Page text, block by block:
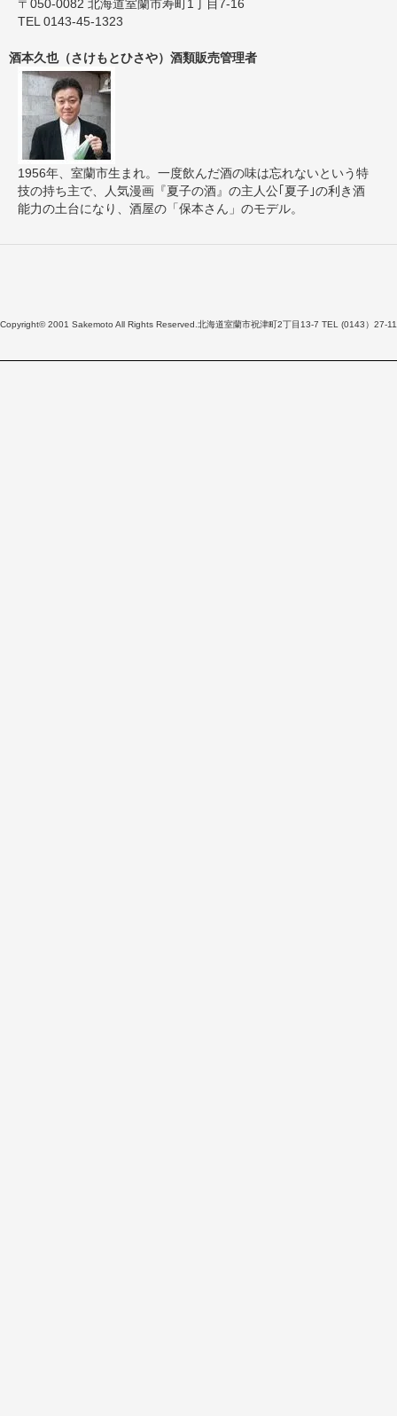
〒050-0082 北海道室蘭市寿町1丁目7-16
TEL 0143-45-1323
酒本久也（さけもとひさや）酒類販売管理者
1956年、室蘭市生まれ。一度飲んだ酒の味は忘れないという特
技の持ち主で、人気漫画『夏子の酒』の主人公｢夏子｣の利き酒
能力の土台になり、酒屋の「保本さん」のモデル。
Copyright© 2001 Sakemoto All Rights Reserved.北海道室蘭市祝津町2丁目13-7 TEL (0143）27-